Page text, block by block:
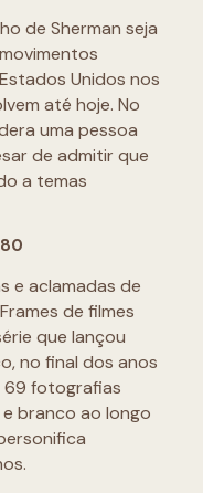
de Sherman seja
Unidos nos
até hoje. No
uma pessoa
de admitir que
a temas
e aclamadas de
de filmes
que lançou
no final dos anos
69 fotografias
branco ao longo